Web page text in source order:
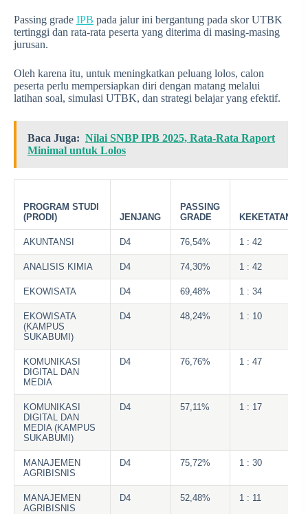
Passing grade IPB pada jalur ini bergantung pada skor UTBK
tertinggi dan rata-rata peserta yang diterima di masing-masing
jurusan.
Oleh karena itu, untuk meningkatkan peluang lolos, calon
peserta perlu mempersiapkan diri dengan matang melalui
latihan soal, simulasi UTBK, dan strategi belajar yang efektif.
Baca Juga: Nilai SNBP IPB 2025, Rata-Rata Raport
Minimal untuk Lolos
PROGRAM STUDI
(PRODI)
JENJANG
PASSING
GRADE
KEKETATAN
AKUNTANSI D4 76,54% 1 : 42
ANALISIS KIMIA D4 74,30% 1 : 42
EKOWISATA D4 69,48% 1 : 34
EKOWISATA
(KAMPUS
SUKABUMI)
D4 48,24% 1 : 10
KOMUNIKASI
DIGITAL DAN
MEDIA
D4 76,76% 1 : 47
KOMUNIKASI
DIGITAL DAN
MEDIA (KAMPUS
SUKABUMI)
D4 57,11% 1 : 17
MANAJEMEN
AGRIBISNIS
D4 75,72% 1 : 30
MANAJEMEN
AGRIBISNIS
D4 52,48% 1 : 11